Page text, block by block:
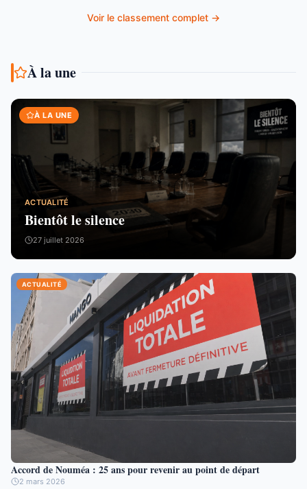
Voir le classement complet →
À la une
À LA UNE
ACTUALITÉ
Bientôt le silence
27 juillet 2026
ACTUALITÉ
Accord de Nouméa : 25 ans pour revenir au point de départ
2 mars 2026